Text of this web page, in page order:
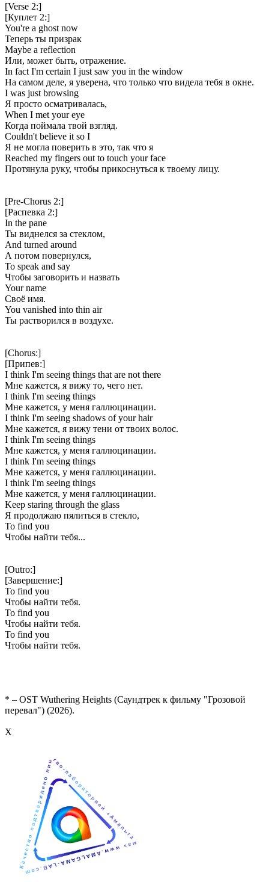
[Verse 2:]
[Куплет 2:]
You're a ghost now
Теперь ты призрак
Maybe a reflection
Или, может быть, отражение.
In fact I'm certain I just saw you in the window
На самом деле, я уверена, что только что видела тебя в окне.
I was just browsing
Я просто осматривалась,
When I met your eye
Когда поймала твой взгляд.
Couldn't believe it so I
Я не могла поверить в это, так что я
Reached my fingers out to touch your face
Протянула руку, чтобы прикоснуться к твоему лицу.
[Pre-Chorus 2:]
[Распевка 2:]
In the pane
Ты виднелся за стеклом,
And turned around
А потом повернулся,
To speak and say
Чтобы заговорить и назвать
Your name
Своё имя.
You vanished into thin air
Ты растворился в воздухе.
[Chorus:]
[Припев:]
I think I'm seeing things that are not there
Мне кажется, я вижу то, чего нет.
I think I'm seeing things
Мне кажется, у меня галлюцинации.
I think I'm seeing shadows of your hair
Мне кажется, я вижу тени от твоих волос.
I think I'm seeing things
Мне кажется, у меня галлюцинации.
I think I'm seeing things
Мне кажется, у меня галлюцинации.
I think I'm seeing things
Мне кажется, у меня галлюцинации.
Keep staring through the glass
Я продолжаю пялиться в стекло,
To find you
Чтобы найти тебя...
[Outro:]
[Завершение:]
To find you
Чтобы найти тебя.
To find you
Чтобы найти тебя.
To find you
Чтобы найти тебя.
* – OST Wuthering Heights (Саундтрек к фильму "Грозовой
перевал") (2026).
Х